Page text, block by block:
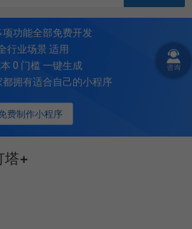
费制作小程序
项功能全部免费开发
行业场景 适用
0 门槛 一键生成
拥有适合自己的小程序
塔+